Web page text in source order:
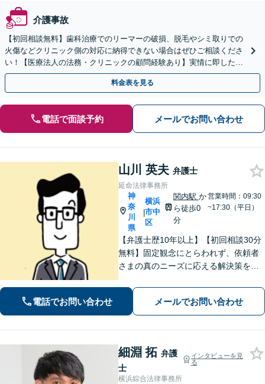
介護事故
【初回相談無料】歯科治療でのリーマーの破損、脱毛やシミ取りでの
火傷などクリニック側の対応に納得できない場合はぜひご相談くださ
い！【医療法人の法務・クリニックの顧問経験あり】実情に即したア
ドバイスで、納得のできるトラブルの解決を目指します。
料金表を見る
電話で面談予約 メールでお問い合わせ
山川 英夫 弁護士
延命法律事務所
神
奈
川
県
|
横浜
市中
区
関内駅 か
ら徒歩0
分
営業時間：09:30
~17:30（平日）
【弁護士歴10年以上】【初回相談30分
無料】固定観念にとらわれず、依頼者
さまの真のニーズに応える解決策を導
士業との連携で不動産トラブルや相続
問題にワンストップの対応も可能【WE
B面談対応】【関内駅3分】
電話でお問い合わせ メールでお問い合わせ
細淵 拓 弁護
士
インタビューを見
る
横浜綜合法律事務所